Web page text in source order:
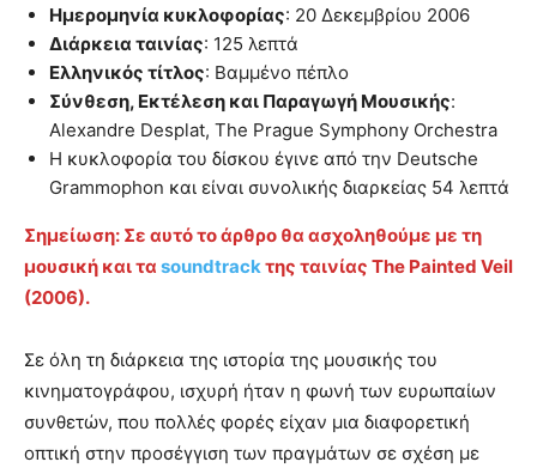
Ημερομηνία κυκλοφορίας: 20 Δεκεμβρίου 2006
Διάρκεια ταινίας: 125 λεπτά
Ελληνικός τίτλος: Βαμμένο πέπλο
Σύνθεση, Εκτέλεση και Παραγωγή Μουσικής:
Alexandre Desplat, The Prague Symphony Orchestra
Η κυκλοφορία του δίσκου έγινε από την Deutsche
Grammophon και είναι συνολικής διαρκείας 54 λεπτά
Σημείωση: Σε αυτό το άρθρο θα ασχοληθούμε με τη
μουσική και τα soundtrackτης ταινίας The Painted Veil
(2006).
Σε όλη τη διάρκεια της ιστορία της μουσικής του
κινηματογράφου, ισχυρή ήταν η φωνή των ευρωπαίων
συνθετών, που πολλές φορές είχαν μια διαφορετική
οπτική στην προσέγγιση των πραγμάτων σε σχέση με